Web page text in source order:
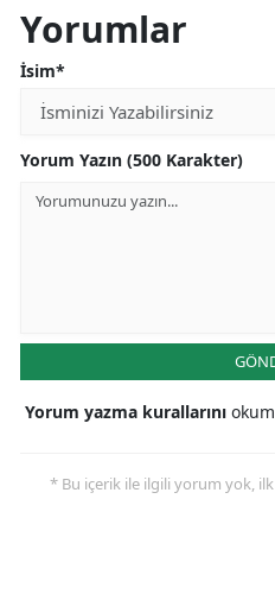
Yorumlar
İsim*
Yorum Yazın (500 Karakter)
Yorum yazma kurallarını
* Bu içerik ile ilgili yorum yok,